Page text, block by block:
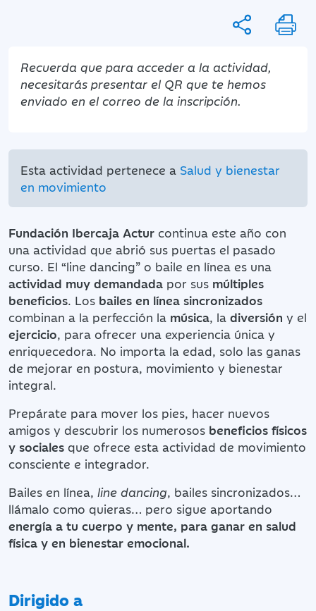
Recuerda que para acceder a la actividad,
necesitarás presentar el QR que te hemos
enviado en el correo de la inscripción.
Esta actividad pertenece a Salud y bienestar
en movimiento
Fundación Ibercaja Actur continua este año con
una actividad que abrió sus puertas el pasado
curso. El “line dancing” o baile en línea es una
actividad muy demandada por sus múltiples
beneficios. Los bailes en línea sincronizados
combinan a la perfección la música, la diversión y el
ejercicio, para ofrecer una experiencia única y
enriquecedora. No importa la edad, solo las ganas
de mejorar en postura, movimiento y bienestar
integral.
Prepárate para mover los pies, hacer nuevos
amigos y descubrir los numerosos beneficios físicos
y sociales que ofrece esta actividad de movimiento
consciente e integrador.
Bailes en línea, line dancing, bailes sincronizados…
llámalo como quieras… pero sigue aportando
energía a tu cuerpo y mente, para ganar en salud
física y en bienestar emocional.
Dirigido a